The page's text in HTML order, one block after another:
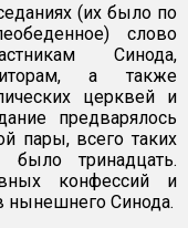
(их было по
слово
Синода,
а также
церквей и
предварялось
пары, всего таких
было тринадцать.
конфессий и
нынешнего Синода.